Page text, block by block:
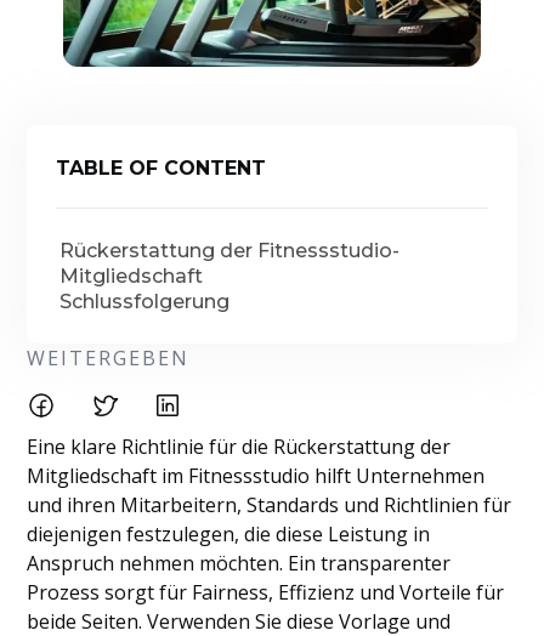
TABLE OF CONTENT
Rückerstattung der Fitnessstudio-
Mitgliedschaft
Schlussfolgerung
WEITERGEBEN
Eine klare Richtlinie für die Rückerstattung der
Mitgliedschaft im Fitnessstudio hilft Unternehmen
und ihren Mitarbeitern, Standards und Richtlinien für
diejenigen festzulegen, die diese Leistung in
Anspruch nehmen möchten. Ein transparenter
Prozess sorgt für Fairness, Effizienz und Vorteile für
beide Seiten. Verwenden Sie diese Vorlage und